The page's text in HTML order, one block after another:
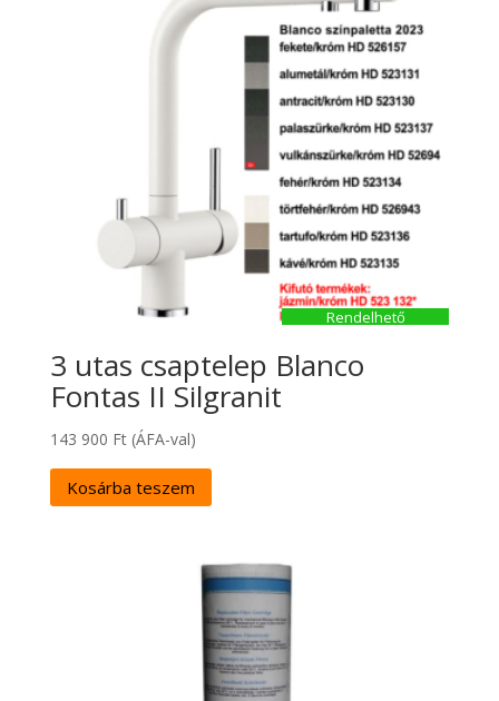
Rendelhető
3 utas csaptelep Blanco
Fontas II Silgranit
143 900 Ft (ÁFA-val)
Kosárba teszem